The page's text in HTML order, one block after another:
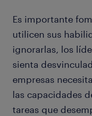
Es importante
utilicen sus
ignorarlas, los
sienta
empresas
las capacidades
tareas que